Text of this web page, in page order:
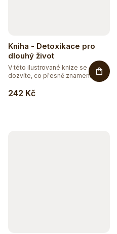
Kniha - Detoxikace pro
dlouhý život
242 Kč
V této ilustrované knize se
dozvíte, co přesně znamená...
Těžko po jídle?